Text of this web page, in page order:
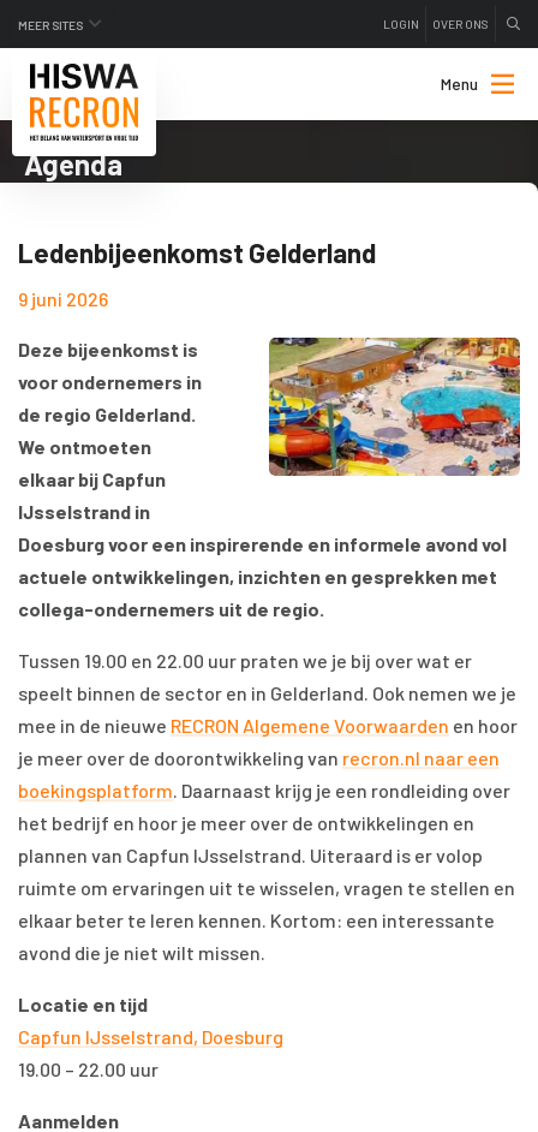
MEER SITES LOGIN OVER ONS
Menu
Agenda
Ledenbijeenkomst Gelderland
9 juni 2026
Deze bijeenkomst is
voor ondernemers in
de regio Gelderland.
We ontmoeten
elkaar bij Capfun
IJsselstrand in
Doesburg voor een inspirerende en informele avond vol
actuele ontwikkelingen, inzichten en gesprekken met
collega-ondernemers uit de regio.
Tussen 19.00 en 22.00 uur praten we je bij over wat er
speelt binnen de sector en in Gelderland. Ook nemen we je
mee in de nieuwe RECRON Algemene Voorwaarden en hoor
je meer over de doorontwikkeling van recron.nl naar een
boekingsplatform. Daarnaast krijg je een rondleiding over
het bedrijf en hoor je meer over de ontwikkelingen en
plannen van Capfun IJsselstrand. Uiteraard is er volop
ruimte om ervaringen uit te wisselen, vragen te stellen en
elkaar beter te leren kennen. Kortom: een interessante
avond die je niet wilt missen.
Locatie en tijd
Capfun IJsselstrand, Doesburg
19.00 – 22.00 uur
Aanmelden